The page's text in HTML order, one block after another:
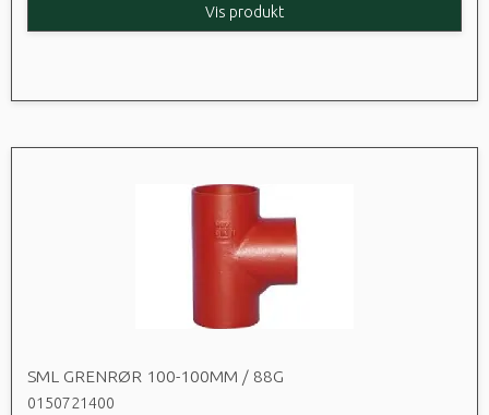
Vis produkt
SML GRENRØR 100-100MM / 88G
0150721400